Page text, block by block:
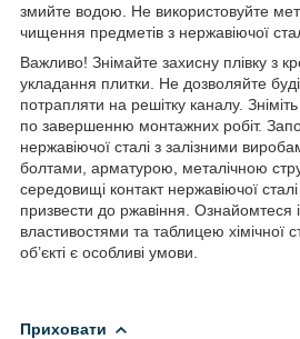
змийте водою. Не використовуйте
чищення предметів з нержавіючої
Важливо! Знімайте захисну плівку з
укладання плитки. Не дозволяйте
потрапляти на решітку каналу.
по завершенню монтажних робіт.
нержавіючої сталі з залізними
болтами, арматурою, металічною
середовищі контакт нержавіючої
призвести до ржавіння. Ознайомтеся
властивостями та таблицею хімічної
об’єкті є особливі умови.
Приховати